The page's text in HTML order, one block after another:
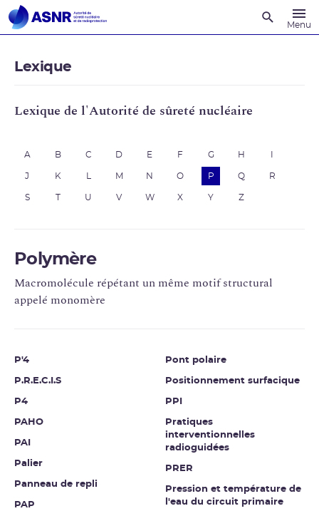
Menu
Lexique
Lexique de l'Autorité de sûreté nucléaire
A B C D E F G H
J K M N O P Q R
S U V W X Y Z
Polymère
Macromolécule répétant un même motif structural
appelé monomère
P'4
P.R.E.C.I.S
P4
PAHO
PAI
Palier
Panneau de repli
PAP
Pont polaire
Positionnement surfacique
PPI
Pratiques
interventionnelles
radioguidées
PRER
Pression et température de
l'eau du circuit primaire